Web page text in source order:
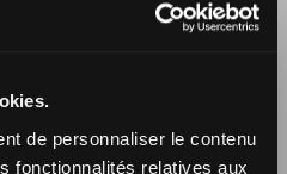
de personnaliser le contenu
fonctionnalités relatives aux